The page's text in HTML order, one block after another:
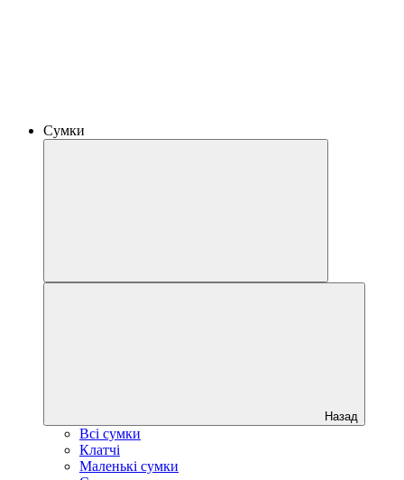
Сумки
Назад
Всі сумки
Клатчі
Маленькі сумки